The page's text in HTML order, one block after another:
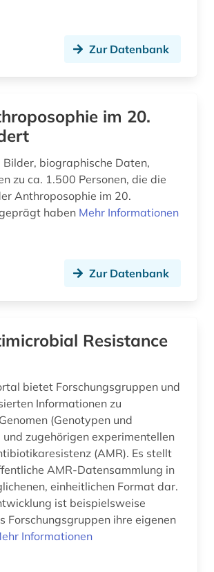
heilpflanzen (3)
high throughput screening (1)
hirnforschung (1)
hispanistik (1)
hochschulschrift (1)
häusliche krankenpflege (1)
iberoromanistik (1)
impact faktoren (1)
(1)
Zur Datenbank
im 20.
Bilder, biographische Daten,
zu ca. 1.500 Personen, die die
Anthroposophie im 20.
haben Mehr Informationen
Zur Datenbank
Resistance
bietet Forschungsgruppen und
Informationen zu
(Genotypen und
und zugehörigen experimentellen
(AMR). Es stellt
AMR-Datensammlung in
einheitlichen Format dar.
ist beispielsweise
Forschungsgruppen ihre eigenen
Informationen